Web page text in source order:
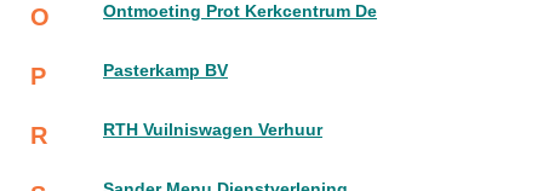
O Ontmoeting Prot Kerkcentrum De
P Pasterkamp BV
R RTH Vuilniswagen Verhuur